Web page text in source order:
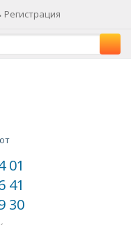
Регистрация
01
41
30